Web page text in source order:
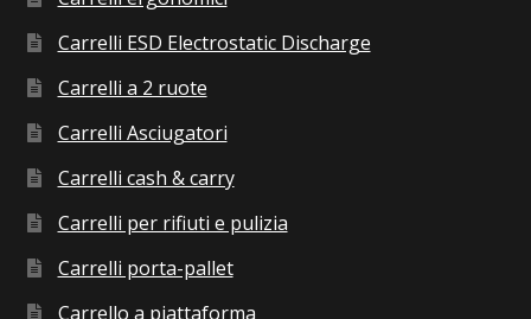
Carrelli ESD Electrostatic Discharge
Carrelli a 2 ruote
Carrelli Asciugatori
Carrelli cash & carry
Carrelli per rifiuti e pulizia
Carrelli porta-pallet
Carrello a piattaforma